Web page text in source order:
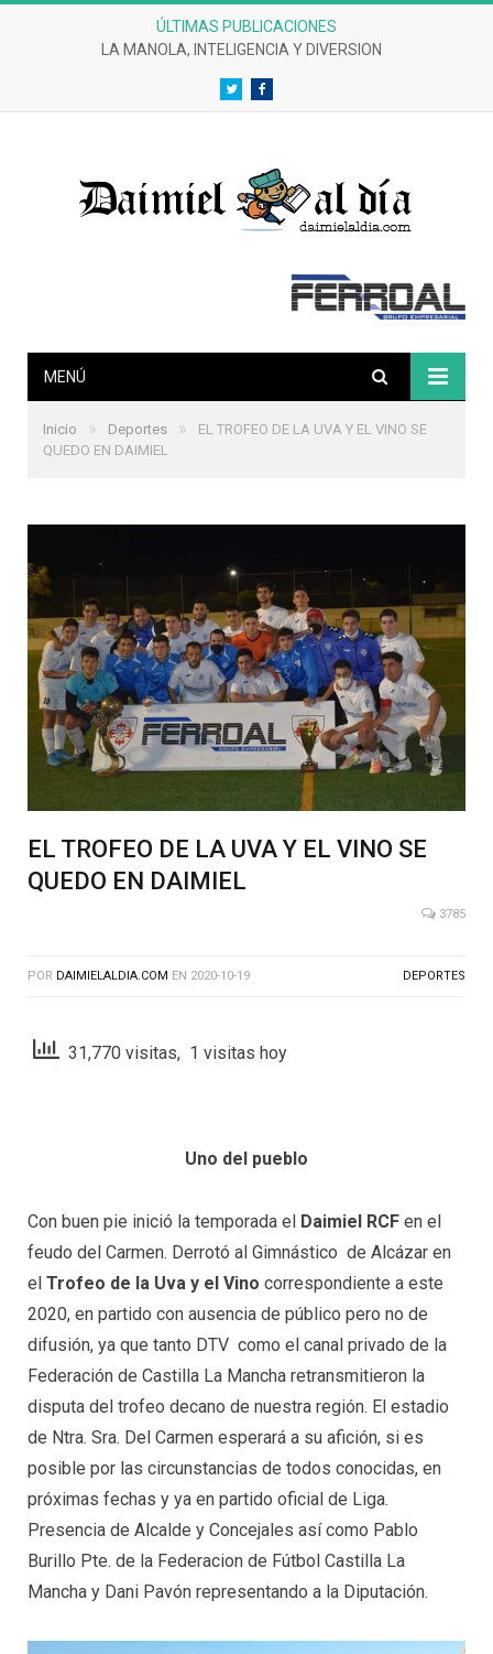
ÚLTIMAS PUBLICACIONES
LA MANOLA, INTELIGENCIA Y DIVERSION
TwitterFacebook
MENÚ
Inicio » Deportes »
EL TROFEO DE LA UVA Y EL VINO SE
QUEDO EN DAIMIEL
EL TROFEO DE LA UVA Y EL VINO SE
QUEDO EN DAIMIEL
3785
POR DAIMIELALDIA.COM EN 2020-10-19 DEPORTES
31,770 visitas, 1 visitas hoy
Uno del pueblo
Con buen pie inició la temporada el Daimiel RCF en el
feudo del Carmen. Derrotó al Gimnástico de Alcázar en
el Trofeo de la Uva y el Vino correspondiente a este
2020, en partido con ausencia de público pero no de
difusión, ya que tanto DTV como el canal privado de la
Federación de Castilla La Mancha retransmitieron la
disputa del trofeo decano de nuestra región. El estadio
de Ntra. Sra. Del Carmen esperará a su afición, si es
posible por las circunstancias de todos conocidas, en
próximas fechas y ya en partido oficial de Liga.
Presencia de Alcalde y Concejales así como Pablo
Burillo Pte. de la Federacion de Fútbol Castilla La
Mancha y Dani Pavón representando a la Diputación.